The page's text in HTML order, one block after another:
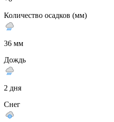
Количество осадков (мм)
36 мм
Дождь
2 дня
Снег